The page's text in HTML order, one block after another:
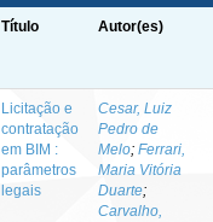
Título Autor(es)
Licitação e
contratação
em BIM :
parâmetros
legais
Cesar, Luiz
Pedro de
Melo; Ferrari,
Maria Vitória
Duarte;
Carvalho,